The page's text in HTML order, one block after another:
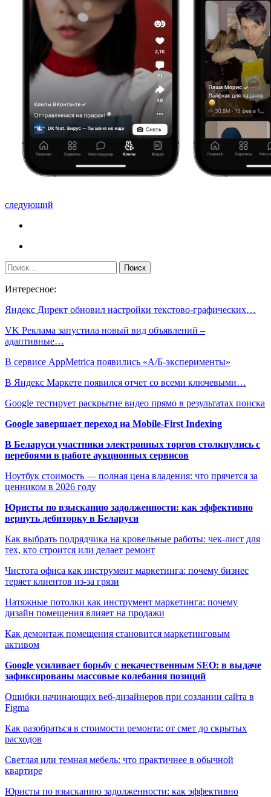
следующий
Интересное:
Яндекс Директ обновил настройки текстово-графических…
VK Реклама запустила новый вид объявлений –
адаптивные…
В сервисе AppMetrica появились «А/Б-эксперименты»
В Яндекс Маркете появился отчет со всеми ключевыми…
Google тестирует раскрытие видео прямо в результатах поиска
Google завершает переход на Mobile-First Indexing
В Беларуси участники электронных торгов столкнулись с
перебоями в работе аукционных сервисов
Ноутбук стоимость — полная цена владения: что прячется за
ценником в 2026 году
Юристы по взысканию задолженности: как эффективно
вернуть дебиторку в Беларуси
Как выбрать подрядчика на кровельные работы: чек-лист для
тех, кто строится или делает ремонт
Чистота офиса как инструмент маркетинга: почему бизнес
теряет клиентов из-за грязи
Натяжные потолки как инструмент маркетинга: почему
дизайн помещения влияет на продажи
Как демонтаж помещения становится маркетинговым
активом
Google усиливает борьбу с некачественным SEO: в выдаче
зафиксированы массовые колебания позиций
Ошибки начинающих веб-дизайнеров при создании сайта в
Figma
Как разобраться в стоимости ремонта: от смет до скрытых
расходов
Светлая или темная мебель: что практичнее в обычной
квартире
Юристы по взысканию задолженности: как эффективно